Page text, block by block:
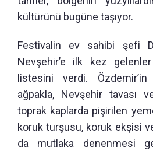
kültürünü bugüne taşıyor.
Festivalin ev sahibi şefi
Nevşehir’e ilk kez
listesini verdi. Özdemir’in
ağpakla, Nevşehir tavası
toprak kaplarda pişirilen
koruk turşusu, koruk ekşisi
da mutlaka denenmesi